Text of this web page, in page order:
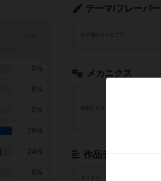
テーマ/フレーバー
その他のコンセプト
メカニクス
頻出するメカニクス
作品データ
タイトル
0%
8%
0%
28%
24%
8%